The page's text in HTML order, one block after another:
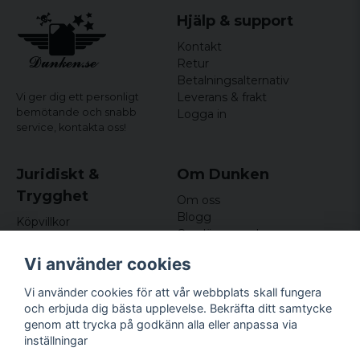
Vi ger dig ett personligt
bemötande och snabb
service, kontakta oss!
Hjälp & support
Kontakt
Retur
Betalningsalternativ
Leverans & frakt
Logga in
Juridiskt &
Trygghet
Köpvillkor
Om cookies
Om Dunken
Om oss
Blogg
Omdömen och
Nyhetsbrev
Kundklubb
Företagsuppgifter
Odd Sailor AB
Hamnplan 8, 29495
Vi använder cookies
Vi använder cookies för att vår webbplats skall fungera
och erbjuda dig bästa upplevelse. Bekräfta ditt samtycke
genom att trycka på godkänn alla eller anpassa via
inställningar